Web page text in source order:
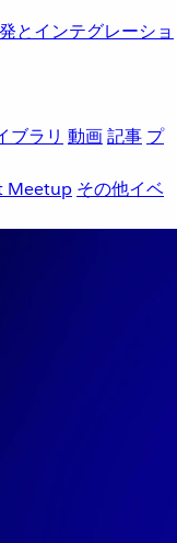
とインテグレーショ
ブラリ 動画記事 プ
Meetup その他イベ